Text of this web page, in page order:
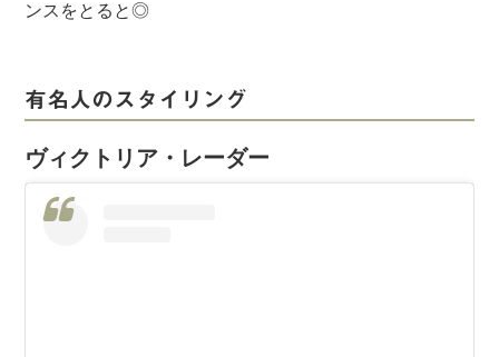
ンスをとると◎
有名人のスタイリング
ヴィクトリア・レーダー